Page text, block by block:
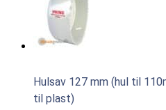
Hulsav 127 mm (hul til
til plast)